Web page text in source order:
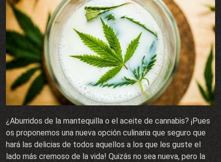
¿Aburridos de la mantequilla o el aceite de cannabis? ¡Pues
os proponemos una nueva opción culinaria que seguro que
hará las delicias de todos aquellos a los que les guste el
lado más cremoso de la vida! Quizás no sea nueva, pero la